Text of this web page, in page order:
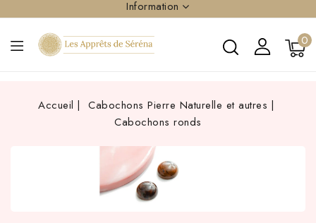
Information
0
Accueil
Cabochons Pierre Naturelle et autres
Cabochons ronds